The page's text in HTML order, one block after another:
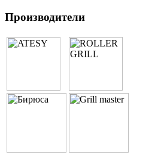
Производители